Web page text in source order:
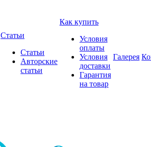
Статьи
Статьи
Авторские
статьи
Как купить
Условия
оплаты
Условия
доставки
Гарантия
на товар
Галерея